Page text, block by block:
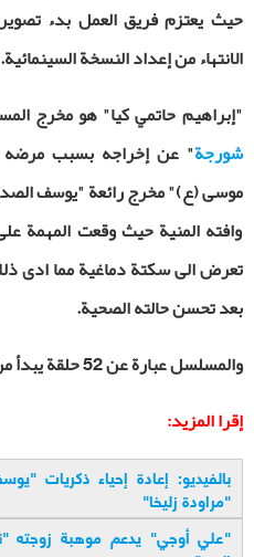
حيث يعتزم فريق العمل بدء
الانتهاء من إعداد النسخة السينمائية.
"إبراهيم حاتمي كيا" هو مخرج
شورجة" عن إخراجه بسبب مرضه
موسى (ع)" مخرج رائعة "يوسف
وافته المنية حيث وقعت المهمة
تعرض الى سكتة دماغية مما ادى
بعد تحسن حالته الصحية.
والمسلسل عبارة عن 52 حلقة يبدأ من قبل ولادة نبي الله موسى (ع).
إقرا المزيد:
بالفيديو: إعادة إحياء ذكريات
"مراودة زليخا"
"علي أوجي" يدعم موهبة